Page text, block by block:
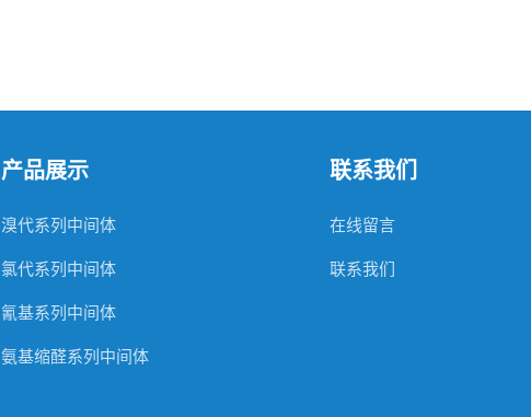
产品展示
溴代系列中间体
氯代系列中间体
氰基系列中间体
氨基缩醛系列中间体
联系我们
在线留言
联系我们